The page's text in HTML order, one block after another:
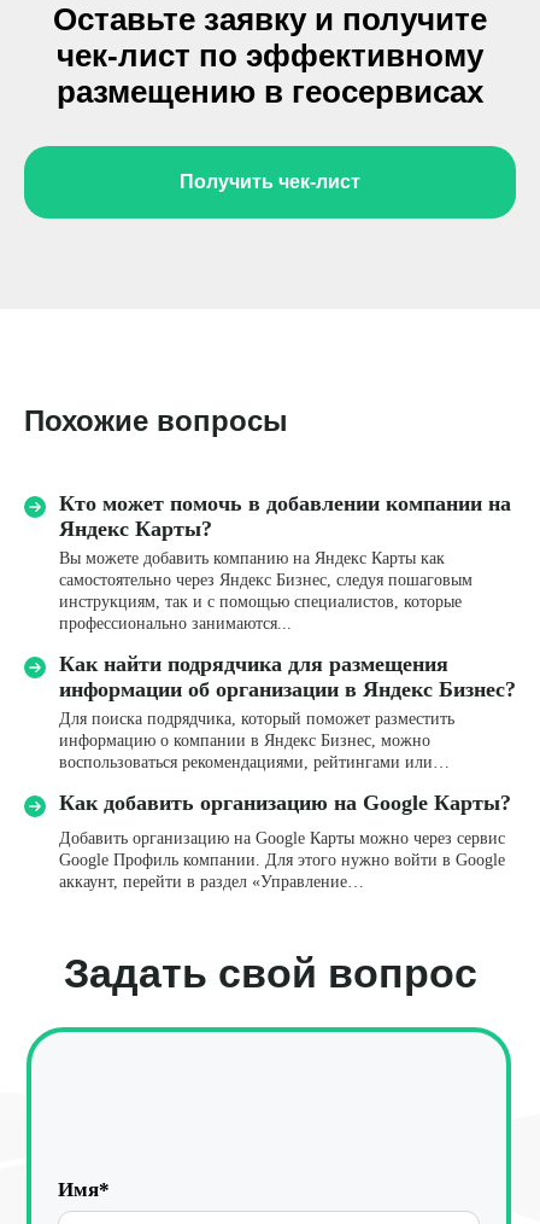
Оставьте заявку и получите
чек-лист по эффективному
размещению в геосервисах
Получить чек-лист
Похожие вопросы
Кто может помочь в добавлении компании на
Яндекс Карты?
Вы можете добавить компанию на Яндекс Карты как
самостоятельно через Яндекс Бизнес, следуя пошаговым
инструкциям, так и с помощью специалистов, которые
профессионально занимаются...
Как найти подрядчика для размещения
информации об организации в Яндекс Бизнес?
Для поиска подрядчика, который поможет разместить
информацию о компании в Яндекс Бизнес, можно
воспользоваться рекомендациями, рейтингами или…
Как добавить организацию на Google Карты?
Добавить организацию на Google Карты можно через сервис
Google Профиль компании. Для этого нужно войти в Google
аккаунт, перейти в раздел «Управление…
Имя*
Телефон*
+7
Email
Я даюсогласиена обработку персональных данных